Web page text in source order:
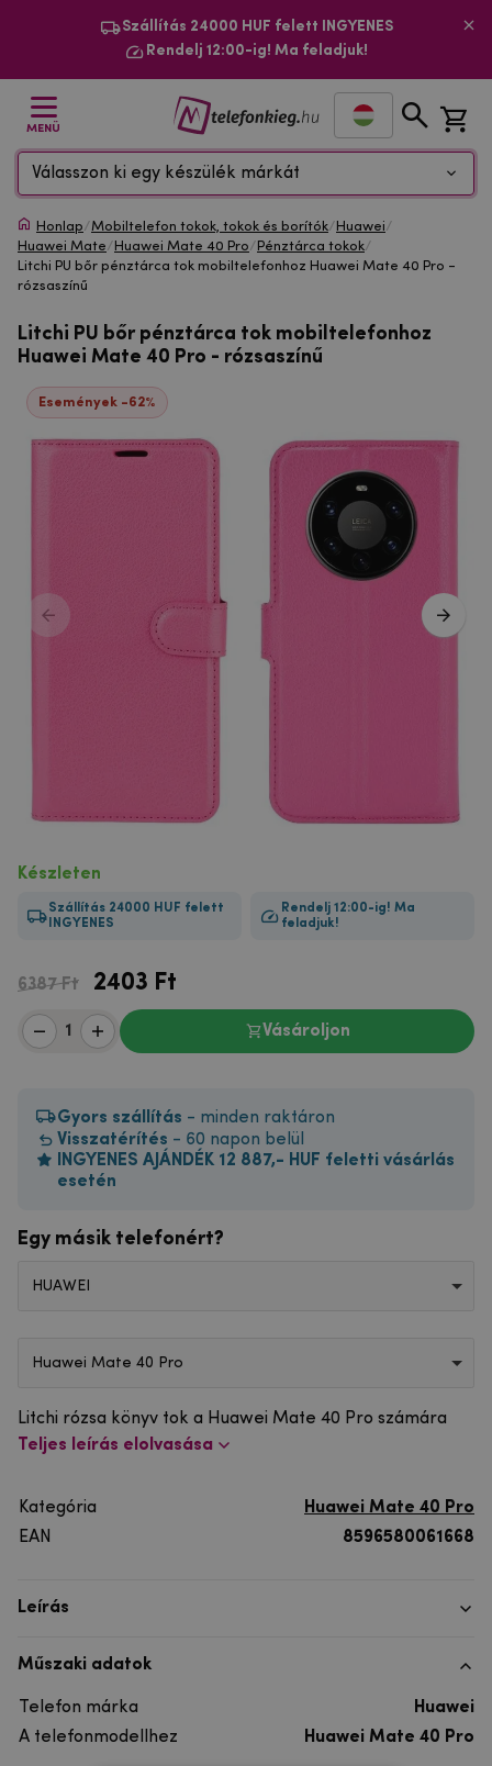
Szállítás 24000 HUF felett INGYENES
Rendelj 12:00-ig! Ma feladjuk!
MENÜ
Válasszon ki egy készülék márkát
Honlap/Mobiltelefon tokok, tokok és borítók/ Huawei/
Huawei Mate/ Huawei Mate 40 Pro/ Pénztárca tokok/
Litchi PU bőr pénztárca tok mobiltelefonhoz Huawei Mate 40 Pro -
rózsaszínű
Litchi PU bőr pénztárca tok mobiltelefonhoz
Huawei Mate 40 Pro - rózsaszínű
Események -62%
Készleten
Szállítás 24000 HUF felett
INGYENES
Rendelj 12:00-ig! Ma
feladjuk!
6387 Ft 2403 Ft
Vásároljon
Gyors szállítás - minden raktáron
Visszatérítés - 60 napon belül
INGYENES AJÁNDÉK 12 887,- HUF feletti vásárlás
esetén
Egy másik telefonért?
HUAWEI
Huawei Mate 40 Pro
Litchi rózsa könyv tok a Huawei Mate 40 Pro számára
Teljes leírás elolvasása
Kategória
Huawei Mate 40 Pro
EAN
8596580061668
Leírás
Műszaki adatok
Telefon márka
Huawei
A telefonmodellhez
Huawei Mate 40 Pro